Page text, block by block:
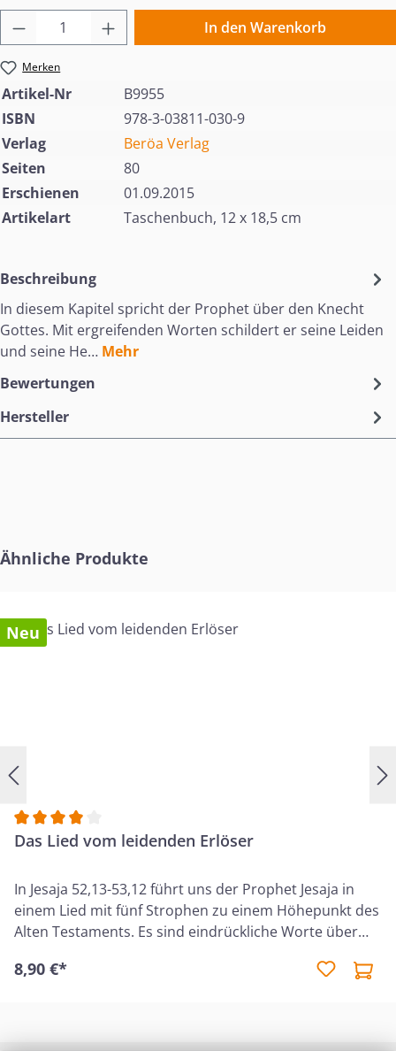
Produkt Anzahl: Gib den gewünschten
In den Warenkorb
Merken
Artikel-Nr
B9955
ISBN
978-3-03811-030-9
Verlag
Beröa Verlag
Seiten
80
Erschienen
01.09.2015
Artikelart
Taschenbuch, 12 x 18,5 cm
Beschreibung
In diesem Kapitel spricht der Prophet über den Knecht
Gottes. Mit ergreifenden Worten schildert er seine Leiden
und seine He… Mehr
Bewertungen
Hersteller
Produktgalerie überspringen
Ähnliche Produkte
Neu
Durchschnittliche Bewertung von 4 von 5 Sternen
Das Lied vom leidenden Erlöser
In Jesaja 52,13-53,12 führt uns der Prophet Jesaja in
einem Lied mit fünf Strophen zu einem Höhepunkt des
Alten Testaments. Es sind eindrückliche Worte über
Weg der Leiden und Verachtung ging. Jesus Christus,
uns. Die Wertschätzung Gottes für den Gehorsam
8,90 €*